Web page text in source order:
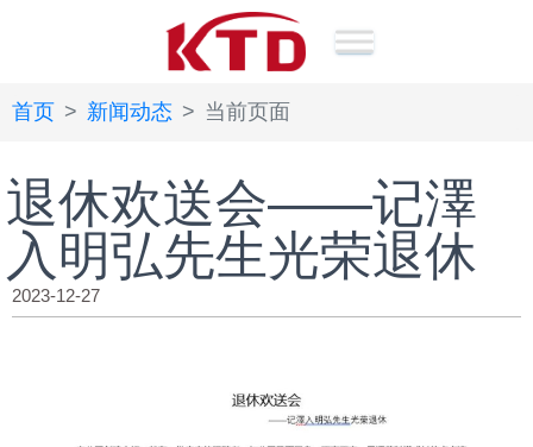
首页 新闻动态 当前页面
退休欢送会——记澤
入明弘先生光荣退休
2023-12-27